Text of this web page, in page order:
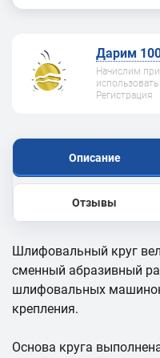
Дарим
Начислим
Регистрация
Описание
Отзывы
Шлифовальный круг
сменный абразивный
шлифовальных
крепления.
Основа круга